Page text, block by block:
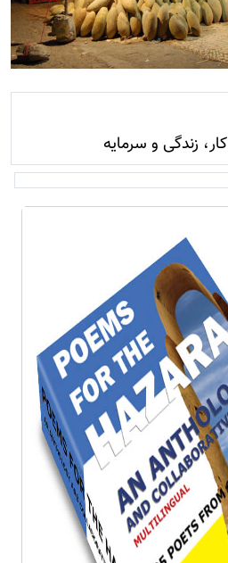
کار، زندگی و سرمایه